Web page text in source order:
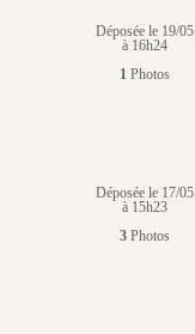
Déposée le 19/05
à 16h24
1 Photos
Déposée le 17/05
à 15h23
3 Photos